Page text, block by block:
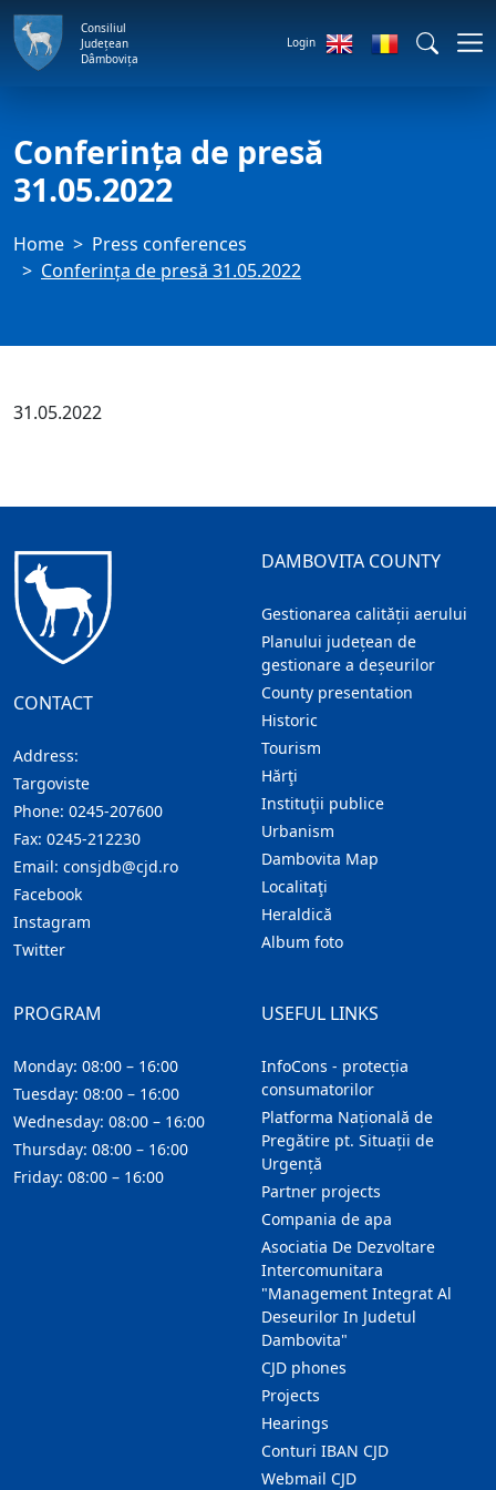
Consiliul
Județean
Dâmbovița
Login
Conferința de presă
31.05.2022
Home
Press conferences
Conferința de presă 31.05.2022
31.05.2022
CONTACT
Address:
Targoviste
Phone: 0245-207600
Fax: 0245-212230
Email: consjdb@cjd.ro
Facebook
Instagram
Twitter
DAMBOVITA COUNTY
Gestionarea calității aerului
Planului județean de
gestionare a deșeurilor
County presentation
Historic
Tourism
Hărţi
Instituţii publice
Urbanism
Dambovita Map
Localitaţi
Heraldică
Album foto
USEFUL LINKS
InfoCons - protecția
consumatorilor
Platforma Națională de
Pregătire pt. Situații de
Urgență
Partner projects
Compania de apa
Asociatia De Dezvoltare
Intercomunitara
"Management Integrat Al
Deseurilor In Judetul
Dambovita"
CJD phones
Projects
Hearings
Conturi IBAN CJD
Webmail CJD
PROGRAM
Monday: 08:00 – 16:00
Tuesday: 08:00 – 16:00
Wednesday: 08:00 – 16:00
Thursday: 08:00 – 16:00
Friday: 08:00 – 16:00